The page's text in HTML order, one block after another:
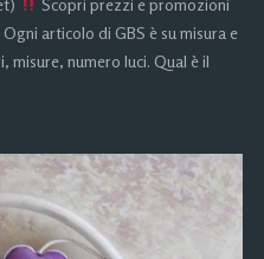
articolo di GBS è su misura e
misure, numero luci. Qual è il